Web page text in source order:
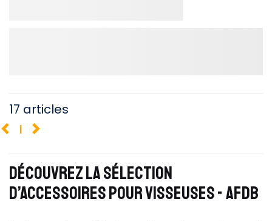
17 articles
1
DÉCOUVREZ LA SÉLECTION
D’ACCESSOIRES POUR VISSEUSES - AFDB